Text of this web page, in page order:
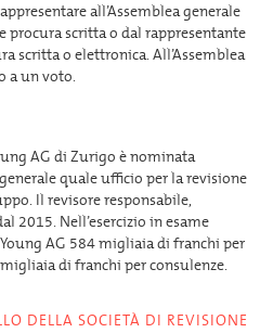
all’Assemblea generale
procura scritta o dal rappresentante
scritta o elettronica. All’Assemblea
a un voto.
AG di Zurigo è nominata
quale ufficio per la revisione
Il revisore responsabile,
2015. Nell’esercizio in esame
AG 584 migliaia di franchi per
di franchi per consulenze.
DELLA SOCIETÀ DI REVISIONE